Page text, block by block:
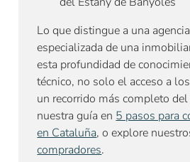
Lo que distingue a una
especializada de una
esta profundidad de
técnico, no solo el acceso a
un recorrido más completo
nuestra guía en 5 pasos para
en Cataluña, o explore
compradores.